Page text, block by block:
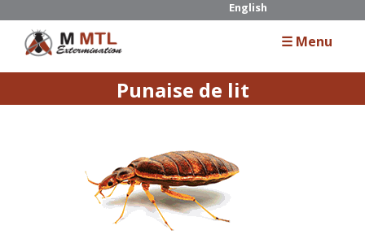
English
☰ Menu
Accueil
Services
Résidentiel
Punaise de lit